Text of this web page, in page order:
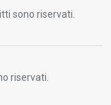
sono riservati.
riservati.